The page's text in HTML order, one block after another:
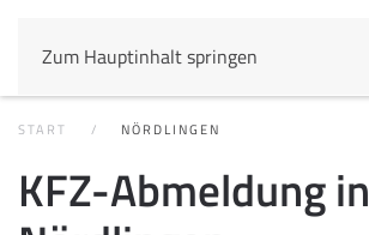
Zum Hauptinhalt springen
START NÖRDLINGEN
KFZ-Abmeldung in